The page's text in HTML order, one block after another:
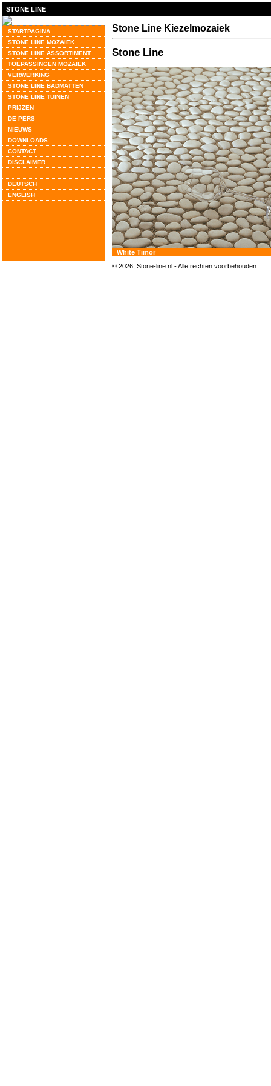
STONE LINE
STARTPAGINA
STONE LINE MOZAIEK
STONE LINE ASSORTIMENT
TOEPASSINGEN MOZAIEK
VERWERKING
STONE LINE BADMATTEN
STONE LINE TUINEN
PRIJZEN
DE PERS
NIEUWS
DOWNLOADS
CONTACT
DISCLAIMER
DEUTSCH
ENGLISH
Stone Line Kiezelmozaiek
Stone Line
White Timor
© 2026, Stone-line.nl - Alle rechten voorbehouden